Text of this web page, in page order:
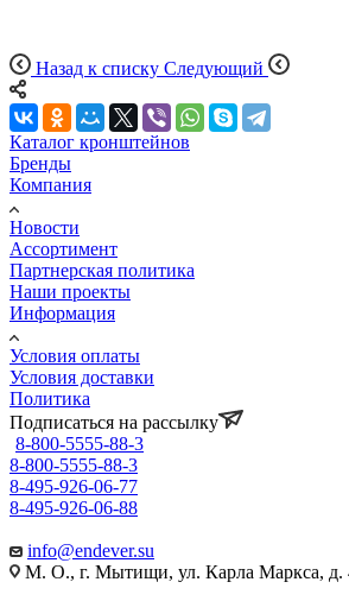
Назад к списку Следующий
Каталог кронштейнов
Бренды
Компания
Новости
Ассортимент
Партнерская политика
Наши проекты
Информация
Условия оплаты
Условия доставки
Политика
Подписаться на рассылку
8-800-5555-88-3
8-800-5555-88-3
8-495-926-06-77
8-495-926-06-88
info@endever.su
М. О., г. Мытищи, ул. Карла Маркса, д.